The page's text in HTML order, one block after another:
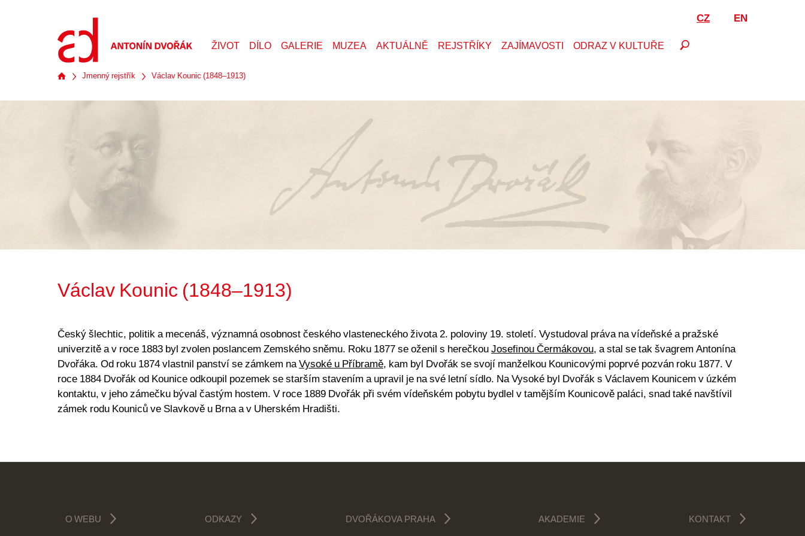
CZ EN
ŽIVOT DÍLO GALERIE MUZEA AKTUÁLNĚ REJSTŘÍKY ZAJÍMAVOSTI ODRAZ V KULTUŘE
Jmenný rejstřík Václav Kounic (1848–1913)
Václav Kounic (1848–1913)
Český šlechtic, politik a mecenáš, významná osobnost českého vlasteneckého života 2. poloviny 19. století. Vystudoval práva na vídeňské a pražské
univerzitě a v roce 1883 byl zvolen poslancem Zemského sněmu. Roku 1877 se oženil s herečkou Josefinou Čermákovou, a stal se tak švagrem Antonína
Dvořáka. Od roku 1874 vlastnil panství se zámkem naVysoké u Příbramě, kam byl Dvořák se svojí manželkou Kounicovými poprvé pozván roku 1877. V
roce 1884 Dvořák od Kounice odkoupil pozemek se starším stavením a upravil je na své letní sídlo. Na Vysoké byl Dvořák s Václavem Kounicem v úzkém
kontaktu, v jeho zámečku býval častým hostem. V roce 1889 Dvořák při svém vídeňském pobytu bydlel v tamějším Kounicově paláci, snad také navštívil
zámek rodu Kouniců ve Slavkově u Brna a v Uherském Hradišti.
O WEBU ODKAZY DVOŘÁKOVA PRAHA AKADEMIE KONTAKT